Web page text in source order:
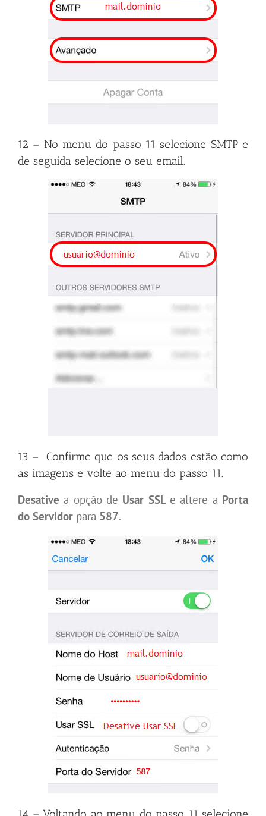
12 – No menu do passo 11 selecione SMTP e
de seguida selecione o seu email.
13 – Confirme que os seus dados estão como
as imagens e volte ao menu do passo 11.
Desative a opção de Usar SSL e altere a Porta
do Servidor para 587.